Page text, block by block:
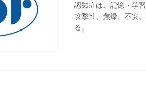
認知症は、記憶・学
攻撃性、焦燥、不安
る。